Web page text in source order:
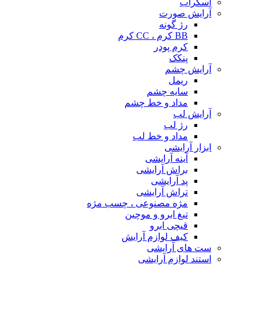
اسکراب
آرایش صورت
رژ گونه
BB کرم ، CC کرم
کرم پودر
پنکک
آرایش چشم
ریمل
سایه چشم
مداد و خط چشم
آرایش لب
رژ لب
مداد و خط لب
ابزار آرایشی
آینه آرایشی
براش آرایشی
پد آرایشی
تراش آرایشی
مژه مصنوعی ، چسب مژه
تیغ ابرو و موچین
قیچی ابرو
کیف لوازم آرایش
ست های آرایشی
استند لوازم آرایشی